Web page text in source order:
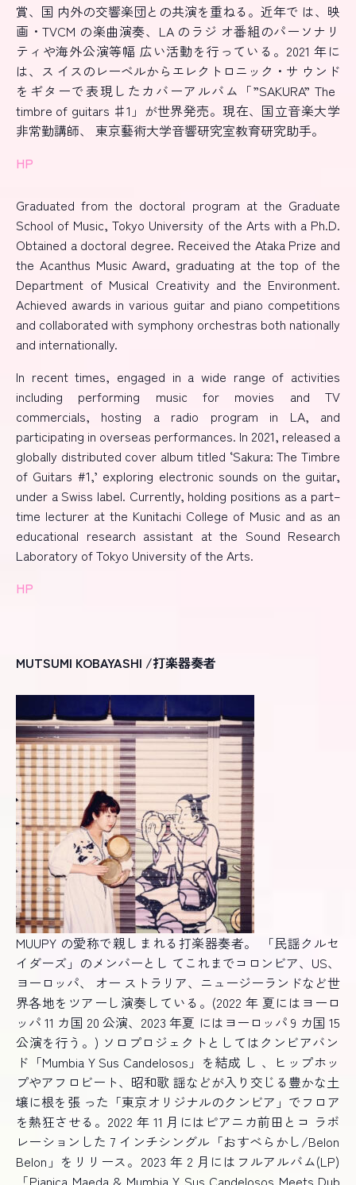
賞、国 内外の交響楽団との共演を重ねる。近年で は、映
画・TVCM の楽曲演奏、LA のラジ オ番組のパーソナリ
ティや海外公演等幅 広い活動を行っている。2021 年に
は、ス イスのレーベルからエレクトロニック・サ ウンド
をギターで表現したカバーアルバ ム「”SAKURA” The
timbre of guitars ♯1」が世界発売。現在、国立音楽大学
非常勤講師、 東京藝術大学音響研究室教育研究助手。
HP
Graduated from the doctoral program at the Graduate
School of Music, Tokyo University of the Arts with a Ph.D.
Obtained a doctoral degree. Received the Ataka Prize and
the Acanthus Music Award, graduating at the top of the
Department of Musical Creativity and the Environment.
Achieved awards in various guitar and piano competitions
and collaborated with symphony orchestras both nationally
and internationally.
In recent times, engaged in a wide range of activities
including performing music for movies and TV
commercials, hosting a radio program in LA, and
participating in overseas performances. In 2021, released a
globally distributed cover album titled ‘Sakura: The Timbre
of Guitars #1,’ exploring electronic sounds on the guitar,
under a Swiss label. Currently, holding positions as a part–
time lecturer at the Kunitachi College of Music and as an
educational research assistant at the Sound Research
Laboratory of Tokyo University of the Arts.
HP
MUTSUMI KOBAYASHI /打楽器奏者
MUUPY の愛称で親しまれる打楽器奏者。 「民謡クルセ
イダーズ」のメンバーとし てこれまでコロンビア、 US、
ヨーロッパ、 オー ストラリア、ニュージーランドなど世
界各地をツアーし演奏している。 (2022 年 夏には ヨーロ
ッパ11 カ国 20 公演、 2023年夏 にはヨーロッパ9 カ国 15
公演を行う。 ) ソロプロジェクトとしてはクンビアバン
ド「Mumbia Y Sus Candelosos 」を結成 し 、ヒップホッ
プやアフロビート、昭和歌 謡などが入り交じる豊かな土
壌に根を張 った「東京オリジナルのクンビア」でフロア
を熱狂させる。 2022 年 11 月にはピアニカ前田とコ ラボ
レーションした 7 インチシングル「おすべらかし/Belon
Belon 」をリリース。 2023 年 2 月にはフルアルバム(LP)
「Pianica Maeda & Mumbia Y Sus Candelosos Meets Dub